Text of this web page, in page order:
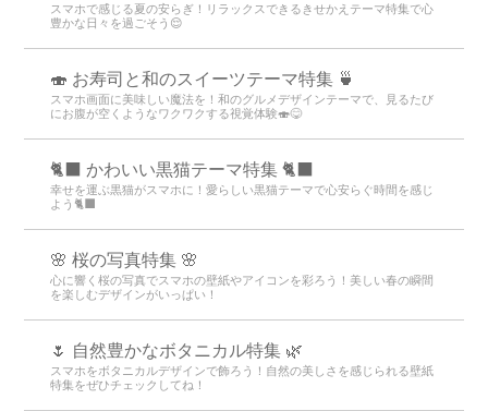
スマホで感じる夏の安らぎ！リラックスできるきせかえテーマ特集で心
豊かな日々を過ごそう😌
🍣 お寿司と和のスイーツテーマ特集 🍵
スマホ画面に美味しい魔法を！和のグルメデザインテーマで、見るたび
にお腹が空くようなワクワクする視覚体験🍣😋
🐈‍⬛ かわいい黒猫テーマ特集 🐈‍⬛
幸せを運ぶ黒猫がスマホに！愛らしい黒猫テーマで心安らぐ時間を感じ
よう🐈‍⬛
🌸 桜の写真特集 🌸
心に響く桜の写真でスマホの壁紙やアイコンを彩ろう！美しい春の瞬間
を楽しむデザインがいっぱい！
🌷 自然豊かなボタニカル特集 🌿
スマホをボタニカルデザインで飾ろう！自然の美しさを感じられる壁紙
特集をぜひチェックしてね！